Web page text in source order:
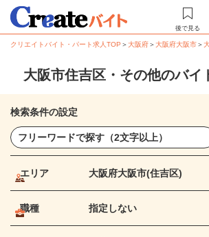
後で見る
クリエイトバイト・パート求人TOP ＞大阪府＞大阪府大阪市＞
大阪市住吉区・その他のバイ
検索条件の設定
エリア 大阪府大阪市(住吉区)
職種 指定しない